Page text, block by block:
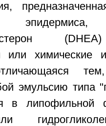
или химические
эмульсию типа
в